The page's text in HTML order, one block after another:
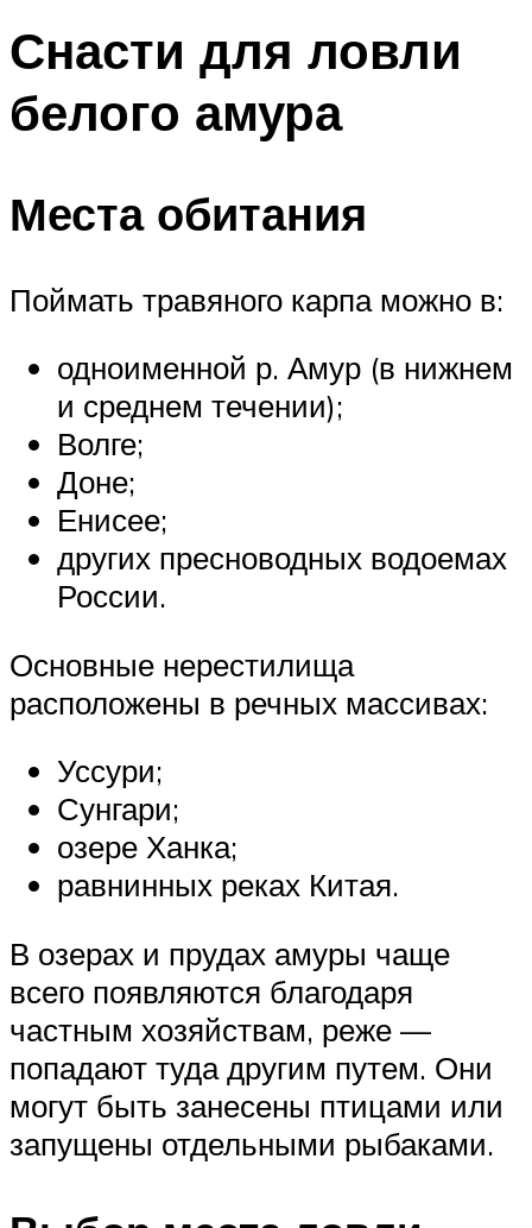
Снасти для ловли
белого амура
Места обитания
Поймать травяного карпа можно в:
одноименной р. Амур (в нижнем
и среднем течении);
Волге;
Доне;
Енисее;
других пресноводных водоемах
России.
Основные нерестилища
расположены в речных массивах:
Уссури;
Сунгари;
озере Ханка;
равнинных реках Китая.
В озерах и прудах амуры чаще
всего появляются благодаря
частным хозяйствам, реже —
попадают туда другим путем. Они
могут быть занесены птицами или
запущены отдельными рыбаками.